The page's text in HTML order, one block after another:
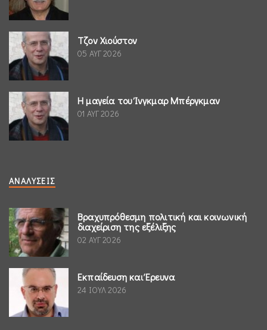
Τζον Χιούστον
05 ΑΥΓ 2026
Η μαγεία του Ίνγκμαρ Μπέργκμαν
01 ΑΥΓ 2026
ΑΝΑΛΎΣΕΙΣ
Βραχυπρόθεσμη πολιτική και κοινωνική
διαχείριση της εξέλιξης
02 ΑΥΓ 2026
Εκπαίδευση και Έρευνα
24 ΙΟΥΛ 2026